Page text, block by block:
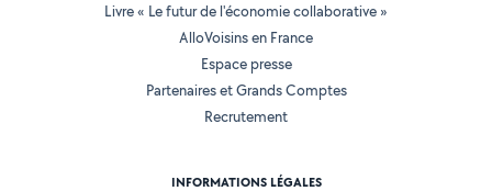
Livre « Le futur de l'économie collaborative »
AlloVoisins en France
Espace presse
Partenaires et Grands Comptes
Recrutement
INFORMATIONS LÉGALES